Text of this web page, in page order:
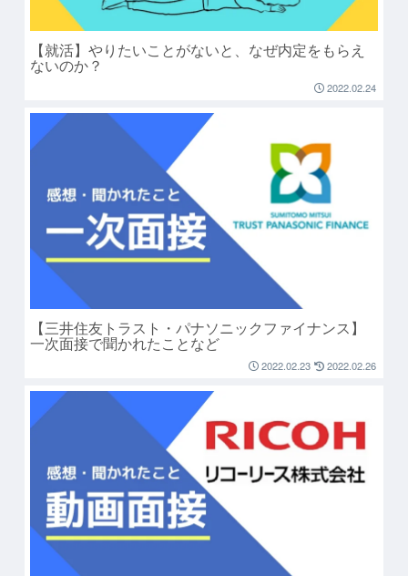
【就活】やりたいことがないと、なぜ内定をもらえ
ないのか？
2022.02.24
【三井住友トラスト・パナソニックファイナンス】
一次面接で聞かれたことなど
2022.02.23 2022.02.26